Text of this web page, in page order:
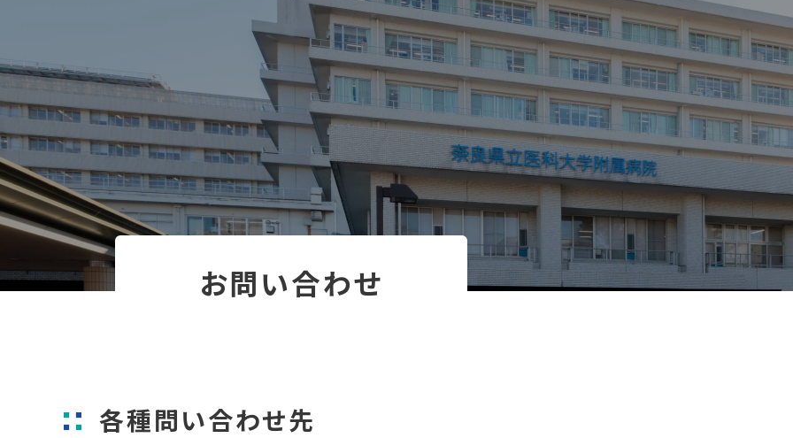
お問い合わせ
各種問い合わせ先